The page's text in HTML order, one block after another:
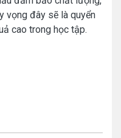
vọng đây sẽ là quyển
cao trong học tập.